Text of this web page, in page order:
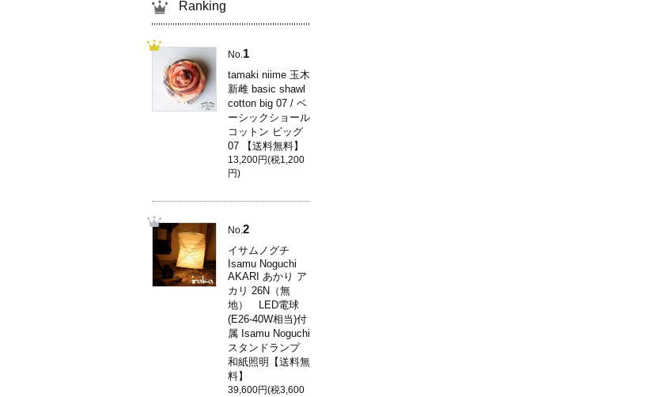
Ranking
No. 1
tamaki niime 玉木
新雌 basic shawl
cotton big 07 / ベ
ーシックショール
コットン ビッグ
07 【送料無料】
13,200円(税1,200
円)
No.2
イサムノグチ
Isamu Noguchi
AKARI あかり ア
カリ 26N（無
地） LED電球
(E26-40W相当)付
属 Isamu Noguchi
スタンドランプ
和紙照明【送料無
料】
39,600円(税3,600